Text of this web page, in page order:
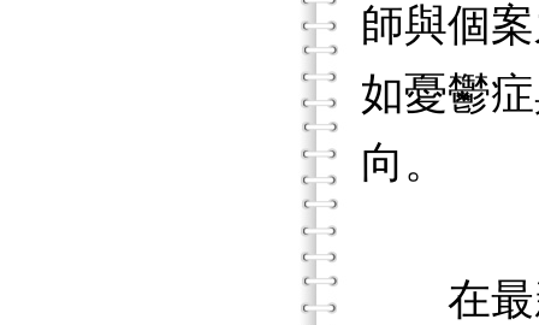
師與個
如憂鬱
向。
在最新